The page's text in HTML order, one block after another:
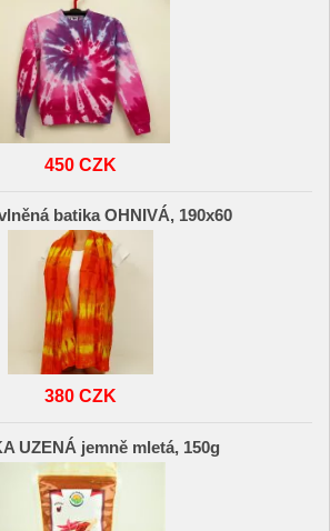
450 CZK
batika OHNIVÁ, 190x60
380 CZK
UZENÁ jemně mletá, 150g